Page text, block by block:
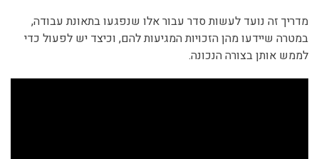
מדריך זה נועד לעשות סדר עבור אלו שנפגעו בתאונת עבודה,
במטרה שיידעו מהן הזכויות המגיעות להם, וכיצד יש לפעול כדי
לממש אותן בצורה הנכונה.